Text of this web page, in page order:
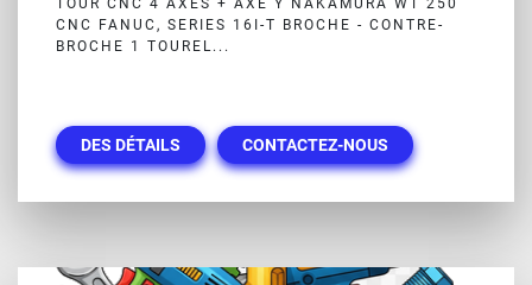
TOUR CNC 4 AXES + AXE Y NAKAMURA WT 250
CNC FANUC, SERIES 16I-T BROCHE - CONTRE-
BROCHE 1 TOUREL...
DES DÉTAILS CONTACTEZ-NOUS